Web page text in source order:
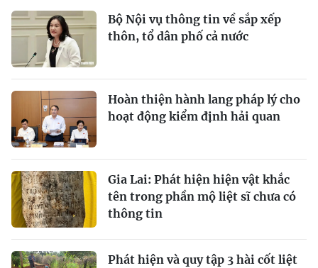
Bộ Nội vụ thông tin về sắp xếp
thôn, tổ dân phố cả nước
Hoàn thiện hành lang pháp lý cho
hoạt động kiểm định hải quan
Gia Lai: Phát hiện hiện vật khắc
tên trong phần mộ liệt sĩ chưa có
thông tin
Phát hiện và quy tập 3 hài cốt liệt